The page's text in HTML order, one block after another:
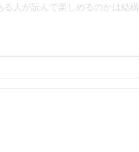
人が読んで楽しめるのかは結構